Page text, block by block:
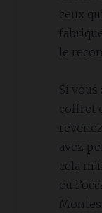
ceux
le
Si
coffret
avez
cela
eu